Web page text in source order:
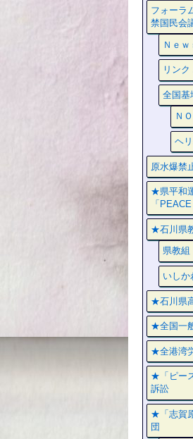
フォーラ
禁国民会
Ｎｅｗ
リン
全国基
Ｎ
ヘ
原水爆禁
★県平和
「PEACE
★石川県
県教組
いしか
★石川県
★全国一
★全港湾
★「ピー
訴訟
★「志賀
団